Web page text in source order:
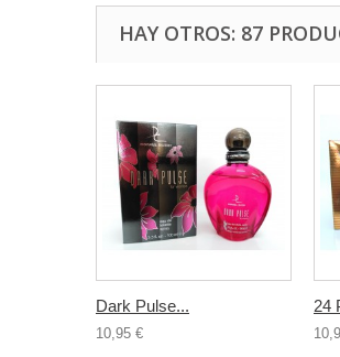
HAY OTROS: 87
Dark Pulse...
10,95 €
24